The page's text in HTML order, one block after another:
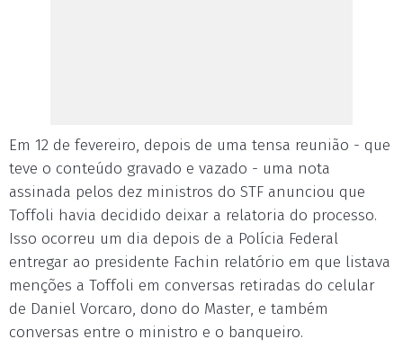
Em 12 de fevereiro, depois de uma tensa reunião - que
teve o conteúdo gravado e vazado - uma nota
assinada pelos dez ministros do STF anunciou que
Toffoli havia decidido deixar a relatoria do processo.
Isso ocorreu um dia depois de a Polícia Federal
entregar ao presidente Fachin relatório em que listava
menções a Toffoli em conversas retiradas do celular
de Daniel Vorcaro, dono do Master, e também
conversas entre o ministro e o banqueiro.